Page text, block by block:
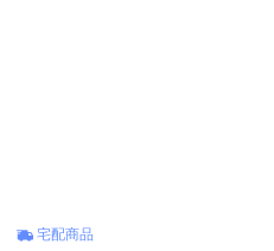
宅配商品